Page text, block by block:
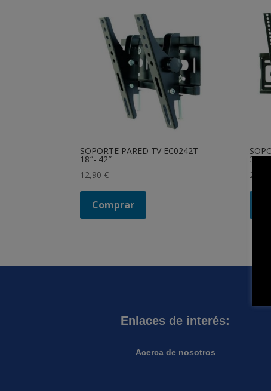
SOPORTE PARED TV EC0242T
18″- 42″
12,90 €
Comprar
32″-
20,90
Enlaces de interés:
Acerca de nosotros